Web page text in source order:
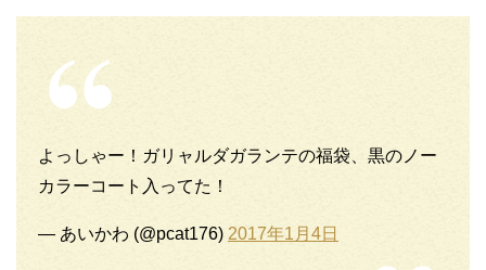
よっしゃー！ガリャルダガランテの福袋、黒のノー
カラーコート入ってた！
— あいかわ (@pcat176) 2017年1月4日